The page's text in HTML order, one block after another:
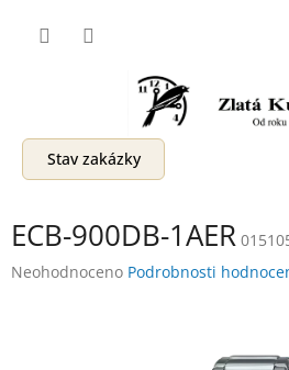
Stav zakázky
ECB-900DB-1AER
Průměrné
Neohodnoceno Podrobnosti